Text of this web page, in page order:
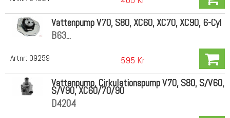
Artnr: 09259
Vattenpump V70, S80, XC60, XC70, XC90, 6-Cyl
B63...
595 Kr
Vattenpump, Cirkulationspump V70, S80, S/V60,
S/V90, XC60/70/90
D4204